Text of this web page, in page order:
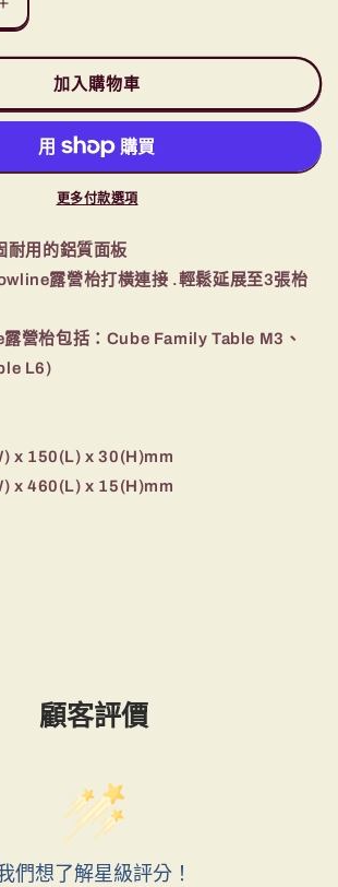
Snowline
Cube
Family
Connection
Plate
Grey
數
加
加入購物車
更多付款選項
耐用的鋁質面板
露營枱打橫連接 .輕鬆延展至3張枱
營枱包括：Cube Family Table M3、
L6)
x 150(L) x 30(H)mm
x 460(L) x 15(H)mm
顧客評價
們想了解星級評分！